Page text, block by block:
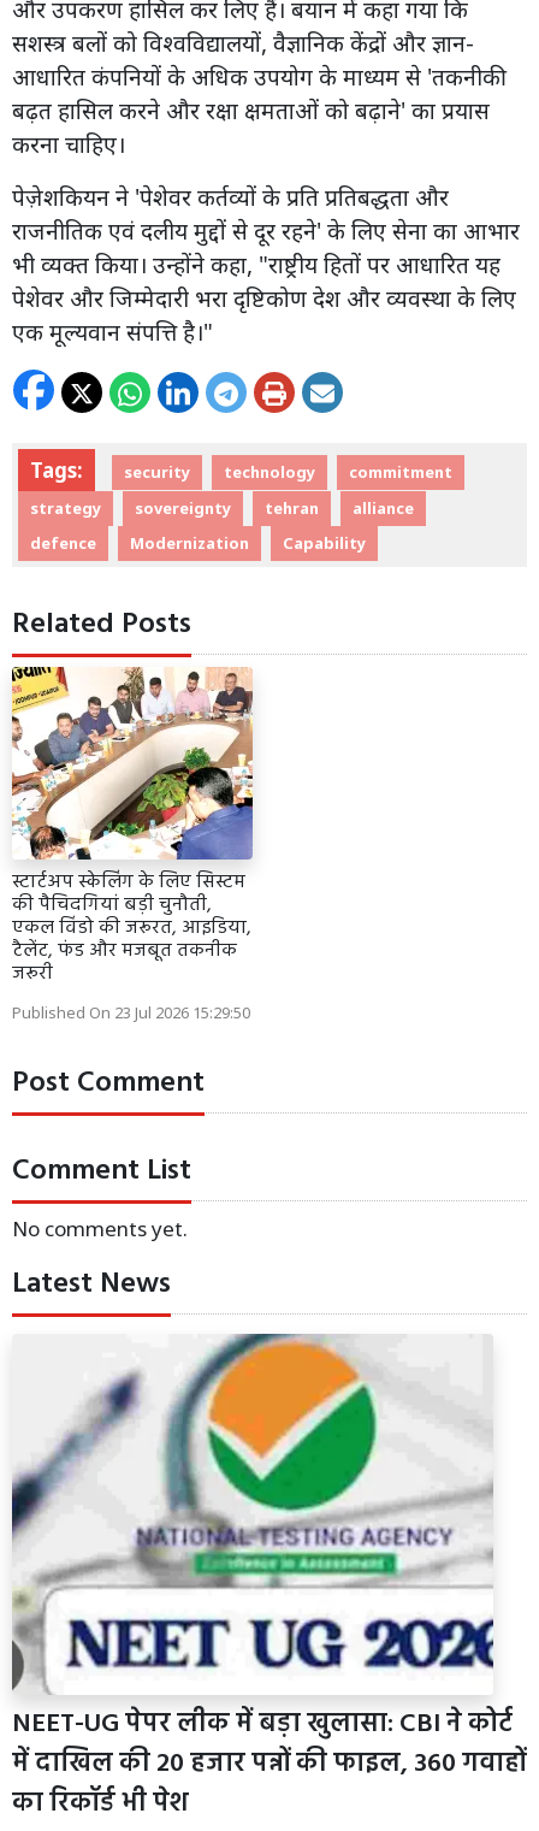
और उपकरण हासिल कर लिए हैं। बयान में कहा गया कि
सशस्त्र बलों को विश्वविद्यालयों, वैज्ञानिक केंद्रों और ज्ञान-
आधारित कंपनियों के अधिक उपयोग के माध्यम से 'तकनीकी
बढ़त हासिल करने और रक्षा क्षमताओं को बढ़ाने' का प्रयास
करना चाहिए।
पेज़ेशकियन ने 'पेशेवर कर्तव्यों के प्रति प्रतिबद्धता और
राजनीतिक एवं दलीय मुद्दों से दूर रहने' के लिए सेना का आभार
भी व्यक्त किया। उन्होंने कहा, "राष्ट्रीय हितों पर आधारित यह
पेशेवर और जिम्मेदारी भरा दृष्टिकोण देश और व्यवस्था के लिए
एक मूल्यवान संपत्ति है।"
Tags: security technology
commitment
strategy
sovereignty tehran
alliance
defence
Modernization Capability
Related Posts
स्टार्टअप स्केलिंग के लिए सिस्टम
की पैचिदगियां बड़ी चुनौती,
एकल विंडो की जरूरत, आइडिया,
टैलेंट, फंड और मजबूत तकनीक
जरूरी
Published On 23 Jul 2026 15:29:50
Post Comment
Comment List
No comments yet.
Latest News
NEET-UG पेपर लीक में बड़ा खुलासा: CBI ने कोर्ट
में दाखिल की 20 हजार पन्नों की फाइल, 360 गवाहों
का रिकॉर्ड भी पेश